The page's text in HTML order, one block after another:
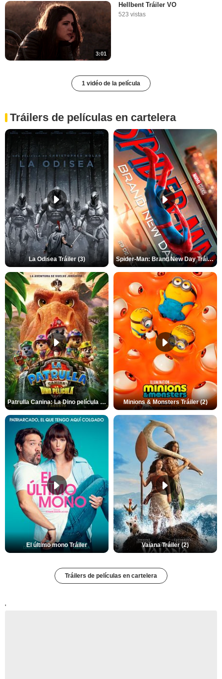
3:01
Hellbent Tráiler VO
523 vistas
1 vidéo de la película
Tráilers de películas en cartelera
La Odisea Tráiler (3) Spider-Man: Brand New Day Tráiler (3)
Patrulla Canina: La Dino película Tráiler VO Minions & Monsters Tráiler (2)
El último mono Tráiler Vaiana Tráiler (2)
Tráilers de películas en cartelera
'